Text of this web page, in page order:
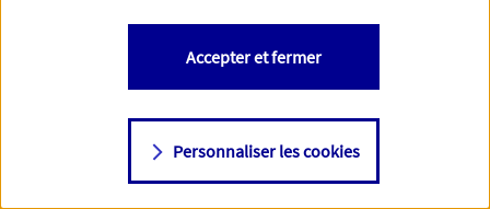
Vous êtes libre de les accepter, de les refuser comme de
changer d'avis à tout moment en allant sur
Consulter notre politique decookies
Personnaliser les cookies
Accepter et fermer